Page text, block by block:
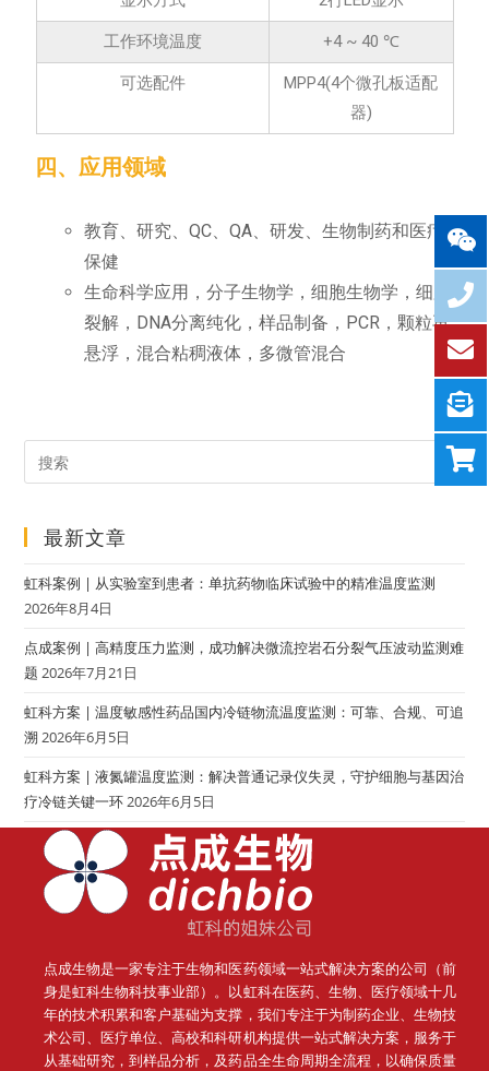
工作环境温度 +4 ~ 40 ℃
可选配件
MPP4(4个微孔板适配
器)
四、应用领域
教育、研究、QC、QA、研发、生物制药和医疗
保健
生命科学应用，分子生物学，细胞生物学，细胞
裂解，DNA分离纯化，样品制备，PCR，颗粒再
悬浮，混合粘稠液体，多微管混合
最新文章
虹科案例 | 从实验室到患者：单抗药物临床试验中的精准温度监测
2026年8月4日
点成案例 | 高精度压力监测，成功解决微流控岩石分裂气压波动监测难
题 2026年7月21日
虹科方案 | 温度敏感性药品国内冷链物流温度监测：可靠、合规、可追
溯 2026年6月5日
虹科方案 | 液氮罐温度监测：解决普通记录仪失灵，守护细胞与基因治
疗冷链关键一环2026年6月5日
点成生物是一家专注于生物和医药领域一站式解决方案的公司（前
身是虹科生物科技事业部）。
以虹科在医药、生物、医疗领域十几
年的技术积累和客户基础为支撑，我们专注于为制药企业、生物技
术公司、医疗单位、高校和科研机构提供一站式解决方案，服务于
从基础研究，到样品分析，及药品全生命周期全流程，以确保质量